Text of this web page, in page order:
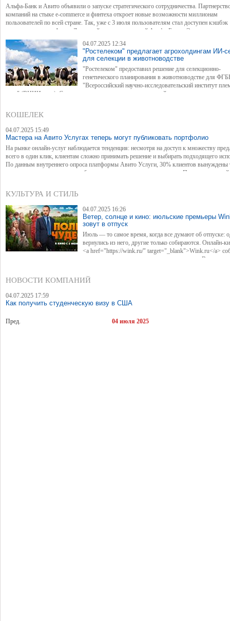
Альфа-Банк и Авито объявили о запуске стратегического сотрудничества.
компаний на стыке e-commerce и финтеха откроет новые возможности миллионам
пользователей по всей стране. Так, уже с 3 июля пользователям стал доступен кэшбэк
покупки товаров с Авито Доставкой при оплате картой Альфа-Банка. Это первая
мировом рынке финтеха, когда за C2C-покупки будет начисляться кэшбэк.
04.07.2025 12:34
"Ростелеком" предлагает агрохолдингам ИИ-
для селекции в животноводстве
"Ростелеком" предоставил решение для селекционно-
генетического планирования в животноводстве для
"Всероссийский научно-исследовательский институт
дела" (ВНИИплем). Система, созданная на основе технологий искусственного
обеспечил внедрение решения в ИТ-ландшафт заказчика и предоставил необходимые
мощности, включая защищенную облачную инфраструктуру.
КОШЕЛЕК
04.07.2025 15:49
Мастера на Авито Услугах теперь могут публиковать портфолио
На рынке онлайн-услуг наблюдается тенденция: несмотря на доступ к множеству
всего в один клик, клиентам сложно принимать решение и выбирать подходящего
По данным внутреннего опроса платформы Авито Услуги, 30% клиентов вынуждены
слишком много времени на отбор специалистов по всем критериям. При этом
специалистов.
КУЛЬТУРА И СТИЛЬ
04.07.2025 16:26
Ветер, солнце и кино: июльские премьеры
зовут в отпуск
Июль — то самое время, когда все думают об отпуске:
вернулись из него, другие только собираются. Онлайн-
<a href="https://wink.ru/" target="_blank">Wink.ru</a>
чемодан премьер, которые продлят отпускное настроение или создадут его. Вместе с
развязки детективных историй и откроют новую главу в жизни полюбившихся героев.
НОВОСТИ КОМПАНИЙ
04.07.2025 17:59
Как получить студенческую визу в США
Пред. 04 июля 2025